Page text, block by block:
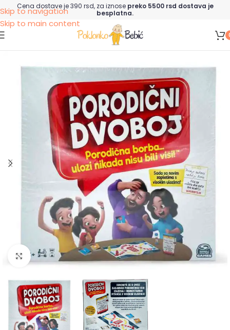
Skip to navigation
Skip to main content
Cena dostave je 390 rsd, za iznose preko 5500 rsd dostava je
besplatna.
Click to enlarge